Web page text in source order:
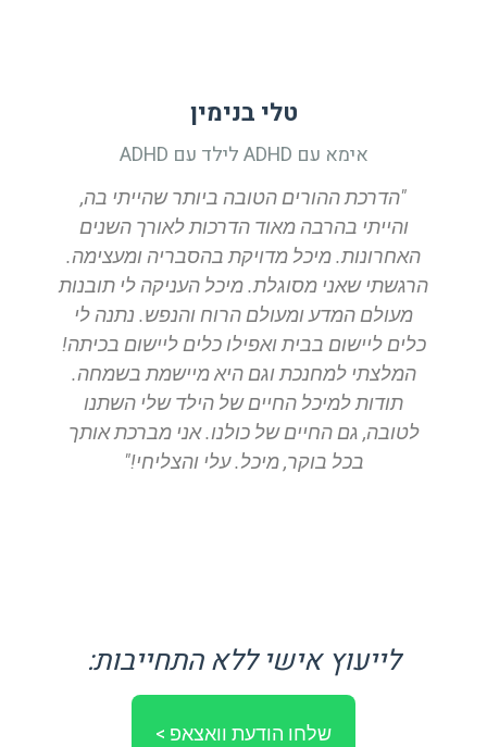
טלי בנימין
אימא עם ADHD לילד עם ADHD
"הדרכת ההורים הטובה ביותר שהייתי בה,
והייתי בהרבה מאוד הדרכות לאורך השנים
האחרונות. מיכל מדויקת בהסבריה ומעצימה.
הרגשתי שאני מסוגלת. מיכל העניקה לי תובנות
מעולם המדע ומעולם הרוח והנפש. נתנה לי
כלים ליישום בבית ואפילו כלים ליישום בכיתה!
המלצתי למחנכת וגם היא מיישמת בשמחה.
תודות למיכל החיים של הילד שלי השתנו
לטובה, גם החיים של כולנו. אני מברכת אותך
בכל בוקר, מיכל. עלי והצליחי!"
לייעוץ אישי ללא התחייבות:
שלחו הודעת וואצאפ >